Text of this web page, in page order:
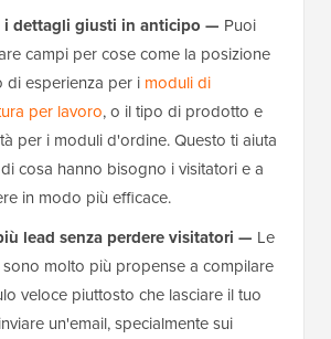
i dettagli giusti in anticipo — Puoi
campi per cose come la posizione
di esperienza per i moduli di
per lavoro, o il tipo di prodotto e
per i moduli d'ordine. Questo ti aiuta
cosa hanno bisogno i visitatori e a
in modo più efficace.
lead senza perdere visitatori — Le
molto più propense a compilare
veloce piuttosto che lasciare il tuo
un'email, specialmente sui